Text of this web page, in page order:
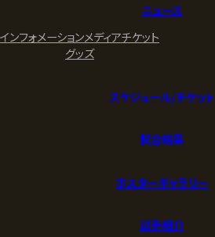
ニュース
インフォメーションメディアチケット
グッズ
スケジュール/チケット
試合結果
ポスターギャラリー
選手紹介